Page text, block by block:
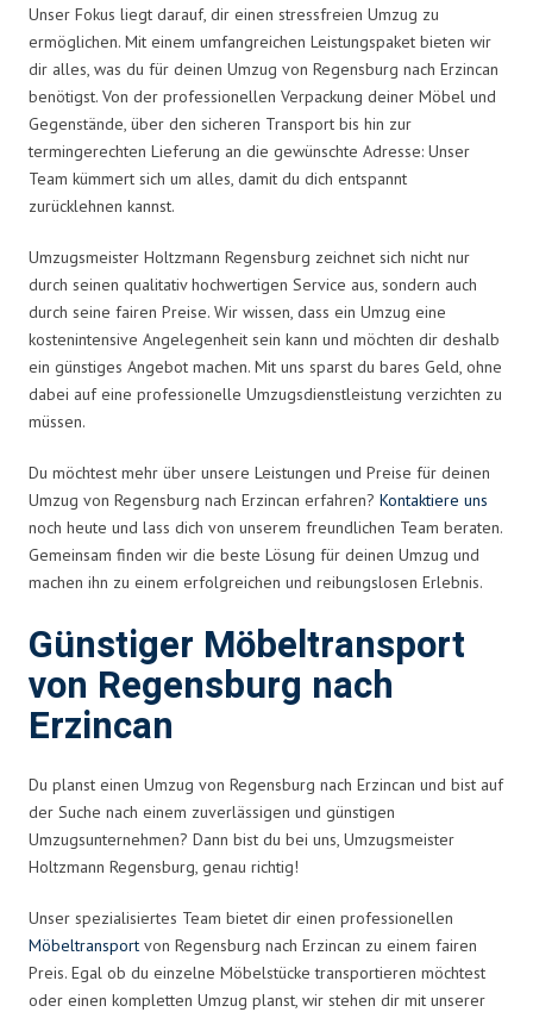
Unser Fokus liegt darauf, dir einen stressfreien Umzug zu
ermöglichen. Mit einem umfangreichen Leistungspaket bieten wir
dir alles, was du für deinen Umzug von Regensburg nach Erzincan
benötigst. Von der professionellen Verpackung deiner Möbel und
Gegenstände, über den sicheren Transport bis hin zur
termingerechten Lieferung an die gewünschte Adresse: Unser
Team kümmert sich um alles, damit du dich entspannt
zurücklehnen kannst.
Umzugsmeister Holtzmann Regensburg zeichnet sich nicht nur
durch seinen qualitativ hochwertigen Service aus, sondern auch
durch seine fairen Preise. Wir wissen, dass ein Umzug eine
kostenintensive Angelegenheit sein kann und möchten dir deshalb
ein günstiges Angebot machen. Mit uns sparst du bares Geld, ohne
dabei auf eine professionelle Umzugsdienstleistung verzichten zu
müssen.
Du möchtest mehr über unsere Leistungen und Preise für deinen
Umzug von Regensburg nach Erzincan erfahren? Kontaktiere uns
noch heute und lass dich von unserem freundlichen Team beraten.
Gemeinsam finden wir die beste Lösung für deinen Umzug und
machen ihn zu einem erfolgreichen und reibungslosen Erlebnis.
Günstiger Möbeltransport
von Regensburg nach
Erzincan
Du planst einen Umzug von Regensburg nach Erzincan und bist auf
der Suche nach einem zuverlässigen und günstigen
Umzugsunternehmen? Dann bist du bei uns, Umzugsmeister
Holtzmann Regensburg, genau richtig!
Unser spezialisiertes Team bietet dir einen professionellen
Möbeltransport von Regensburg nach Erzincan zu einem fairen
Preis. Egal ob du einzelne Möbelstücke transportieren möchtest
oder einen kompletten Umzug planst, wir stehen dir mit unserer